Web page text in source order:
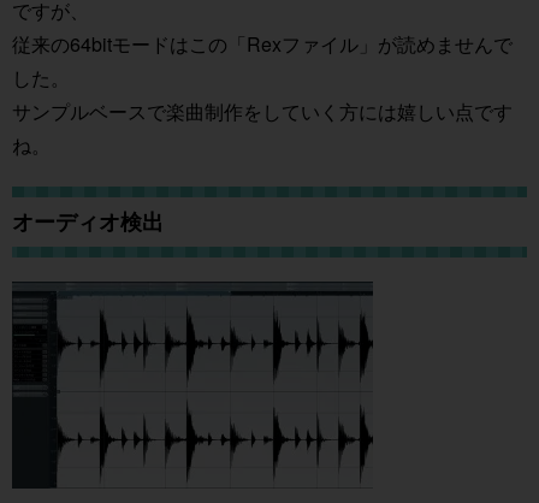
ですが、
従来の64bitモードはこの「Rexファイル」が読めませんで
した。
サンプルベースで楽曲制作をしていく方には嬉しい点です
ね。
オーディオ検出